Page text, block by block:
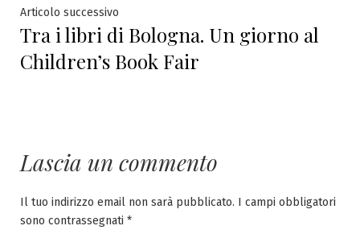
Articolo successivo
successivo:
Tra i libri di Bologna. Un giorno al
Children’s Book Fair
Lascia un commento
Il tuo indirizzo email non sarà pubblicato. I campi obbligatori
sono contrassegnati *